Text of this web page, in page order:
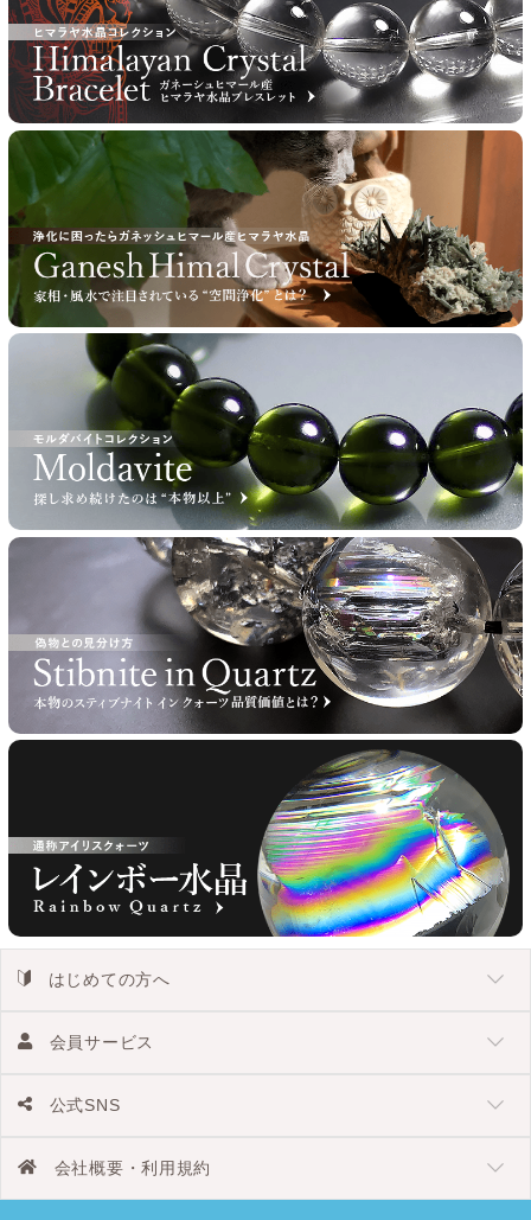
はじめての方へ
会員サービス
公式SNS
会社概要・利用規約